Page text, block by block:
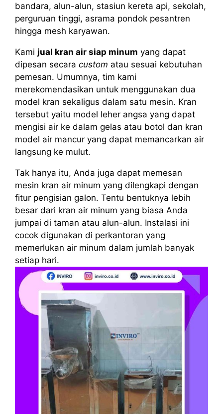
bandara, alun-alun, stasiun kereta api, sekolah,
perguruan tinggi, asrama pondok pesantren
hingga mesh karyawan.
Kami jual kran air siap minum yang dapat
dipesan secara custom atau sesuai kebutuhan
pemesan. Umumnya, tim kami
merekomendasikan untuk menggunakan dua
model kran sekaligus dalam satu mesin. Kran
tersebut yaitu model leher angsa yang dapat
mengisi air ke dalam gelas atau botol dan kran
model air mancur yang dapat memancarkan air
langsung ke mulut.
Tak hanya itu, Anda juga dapat memesan
mesin kran air minum yang dilengkapi dengan
fitur pengisian galon. Tentu bentuknya lebih
besar dari kran air minum yang biasa Anda
jumpai di taman atau alun-alun. Instalasi ini
cocok digunakan di perkantoran yang
memerlukan air minum dalam jumlah banyak
setiap hari.